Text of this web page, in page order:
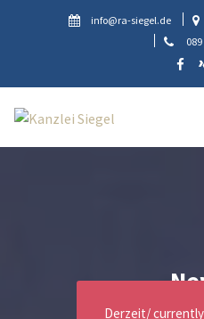
info@ra-siegel.de
Derzeit/